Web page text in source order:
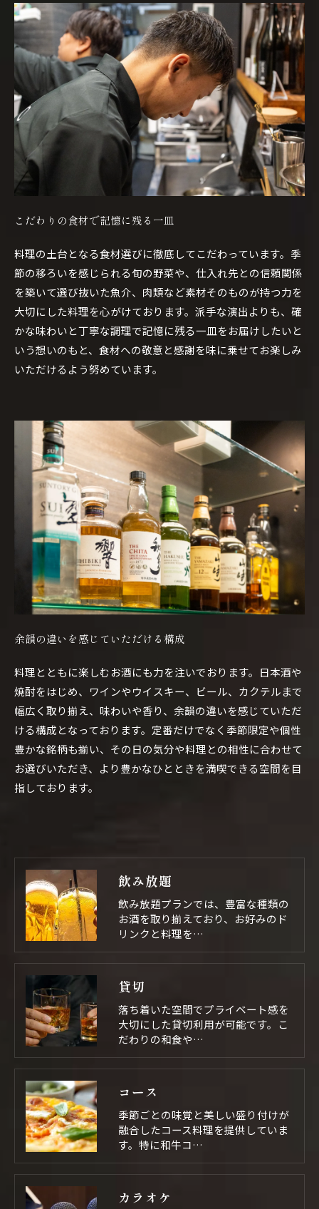
こだわりの食材で記憶に残る一皿
料理の土台となる食材選びに徹底してこだわっています。季
節の移ろいを感じられる旬の野菜や、仕入れ先との信頼関係
を築いて選び抜いた魚介、肉類など素材そのものが持つ力を
大切にした料理を心がけております。派手な演出よりも、確
かな味わいと丁寧な調理で記憶に残る一皿をお届けしたいと
いう想いのもと、食材への敬意と感謝を味に乗せてお楽しみ
いただけるよう努めています。
余韻の違いを感じていただける構成
料理とともに楽しむお酒にも力を注いでおります。日本酒や
焼酎をはじめ、ワインやウイスキー、ビール、カクテルまで
幅広く取り揃え、味わいや香り、余韻の違いを感じていただ
ける構成となっております。定番だけでなく季節限定や個性
豊かな銘柄も揃い、その日の気分や料理との相性に合わせて
お選びいただき、より豊かなひとときを満喫できる空間を目
指しております。
飲み放題
飲み放題プランでは、豊富な種類の
お酒を取り揃えており、お好みのド
リンクと料理を…
貸切
落ち着いた空間でプライベート感を
大切にした貸切利用が可能です。こ
だわりの和食や…
コース
季節ごとの味覚と美しい盛り付けが
融合したコース料理を提供していま
す。特に和牛コ…
カラオケ
ご予約はこちら